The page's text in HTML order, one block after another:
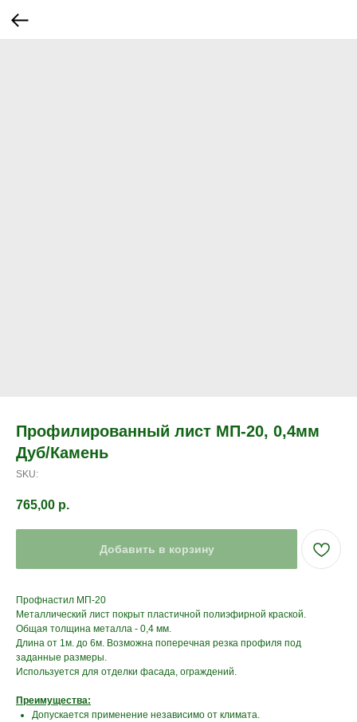
Профилированный лист МП-20, 0,4мм
Дуб/Камень
SKU:
765,00 р.
Добавить в корзину
Профнастил МП-20
Металлический лист покрыт пластичной полиэфирной краской.
Общая толщина металла - 0,4 мм.
Длина от 1м. до 6м. Возможна поперечная резка профиля под
заданные размеры.
Используется для отделки фасада, ограждений.
Преимущества:
Допускается применение независимо от климата.